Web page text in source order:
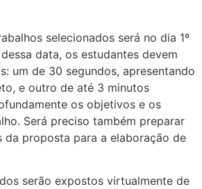
selecionados será no dia 1º
data, os estudantes devem
um de 30 segundos, apresentando
e outro de até 3 minutos
os objetivos e os
Será preciso também preparar
da proposta para a elaboração de
serão expostos virtualmente de